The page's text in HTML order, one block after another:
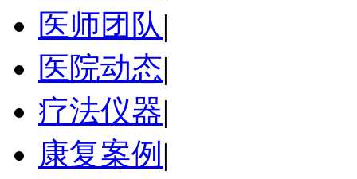
医师团队|
医院动态|
疗法仪器|
康复案例 |